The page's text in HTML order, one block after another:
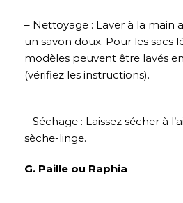
– Nettoyage : Laver à la main
un savon doux. Pour les sacs
modèles peuvent être lavés
(vérifiez les instructions).
– Séchage : Laissez sécher à
sèche-linge.
G. Paille ou Raphia